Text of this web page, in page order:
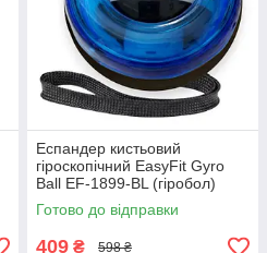
Еспандер кистьовий
гіроскопічний EasyFit Gyro
Ball EF-1899-BL (гіробол)
тренажер для сили хвата та
зап’ястя
Готово до відправки
409 ₴ 598 ₴